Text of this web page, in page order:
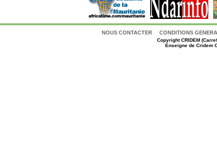
NOUS CONTACTER CONDITIONS
CopyrightCRIDEM
Enseigne de Cridem